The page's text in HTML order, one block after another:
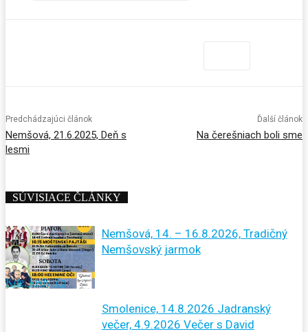
Predchádzajúci článok
Nemšová, 21.6.2025, Deň s
lesmi
Ďalší článok
Na čerešniach boli sme
SÚVISIACE ČLÁNKY
Kde, kedy, čo
Nemšová, 14. – 16.8.2026, Tradičný
Nemšovský jarmok
Smolenice, 14.8.2026 Jadranský
večer, 4.9.2026 Večer s David